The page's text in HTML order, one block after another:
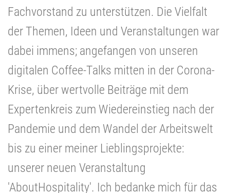
Fachvorstand zu unterstützen. Die Vielfalt
der Themen, Ideen und Veranstaltungen war
dabei immens; angefangen von unseren
digitalen Coffee-Talks mitten in der Corona-
Krise, über wertvolle Beiträge mit dem
Expertenkreis zum Wiedereinstieg nach der
Pandemie und dem Wandel der Arbeitswelt
bis zu einer meiner Lieblingsprojekte:
unserer neuen Veranstaltung
'AboutHospitality'. Ich bedanke mich für das